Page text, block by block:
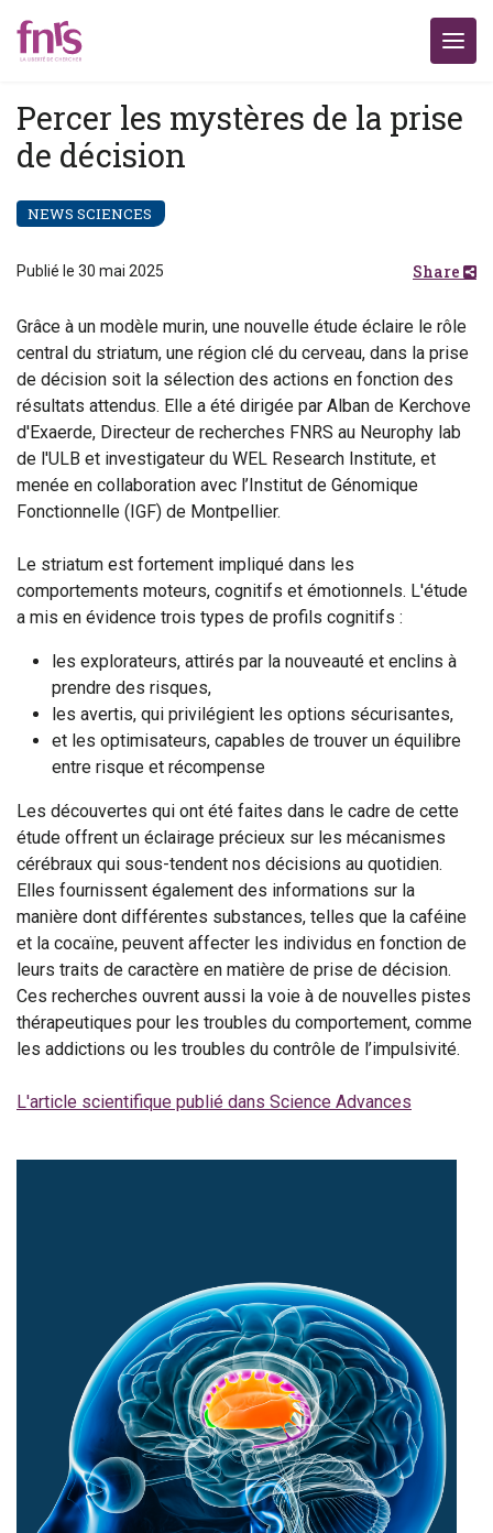
Percer les mystères de la prise
de décision
NEWS SCIENCES
Publié le 30 mai 2025 Share
Grâce à un modèle murin, une nouvelle étude éclaire le rôle
central du striatum, une région clé du cerveau, dans la prise
de décision soit la sélection des actions en fonction des
résultats attendus. Elle a été dirigée par Alban de Kerchove
d'Exaerde, Directeur de recherches FNRS au Neurophy lab
de l'ULB et investigateur du WEL Research Institute, et
menée en collaboration avec l’Institut de Génomique
Fonctionnelle (IGF) de Montpellier.
Le striatum est fortement impliqué dans les
comportements moteurs, cognitifs et émotionnels. L'étude
a mis en évidence trois types de profils cognitifs :
les explorateurs, attirés par la nouveauté et enclins à
prendre des risques,
les avertis, qui privilégient les options sécurisantes,
et les optimisateurs, capables de trouver un équilibre
entre risque et récompense
Les découvertes qui ont été faites dans le cadre de cette
étude offrent un éclairage précieux sur les mécanismes
cérébraux qui sous-tendent nos décisions au quotidien.
Elles fournissent également des informations sur la
manière dont différentes substances, telles que la caféine
et la cocaïne, peuvent affecter les individus en fonction de
leurs traits de caractère en matière de prise de décision.
Ces recherches ouvrent aussi la voie à de nouvelles pistes
thérapeutiques pour les troubles du comportement, comme
les addictions ou les troubles du contrôle de l’impulsivité.
L'article scientifique publié dans Science Advances